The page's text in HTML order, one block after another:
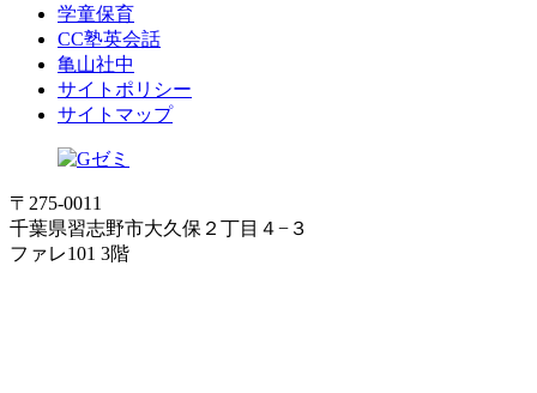
学童保育
CC塾英会話
亀山社中
サイトポリシー
サイトマップ
〒275-0011
千葉県習志野市大久保２丁目４−３
ファレ101 3階